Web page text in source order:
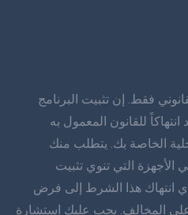
فقط. إن تثبيت البرنامج
للقانون المعمول به
الخاصة بك. يتطلب منك
التي تنوي تثبيت
انتهاك هذا الشرط إلى فرض
المخالف. يجب عليك استشارة